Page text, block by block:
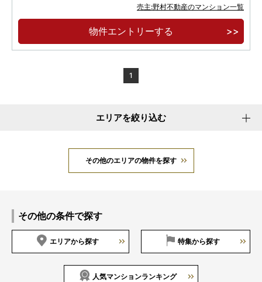
【阪急神戸三宮駅徒歩5分】多彩な商業・観光
施設が徒歩圏に充実
【所有権物件】1LDK(40㎡台)～2LDK(76㎡
売主:野村不動産のマンション一覧
物件エントリーする
1
エリアを絞り込む
その他のエリアの物件を探す
その他の条件で探す
エリアから探す 特集から探す
人気マンションランキング